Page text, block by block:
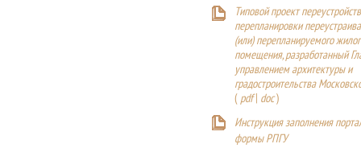
Типовой проект
перепланировки
(или) перепланируемого
помещения, разработанный
управлением архитектуры и
градостроительства
(pdf| doc)
Инструкция заполнения
формы РПГУ